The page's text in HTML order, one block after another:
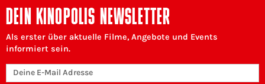
DEIN KINOPOLIS NEWSLETTER
Als erster über aktuelle Filme, Angebote und Events
informiert sein.